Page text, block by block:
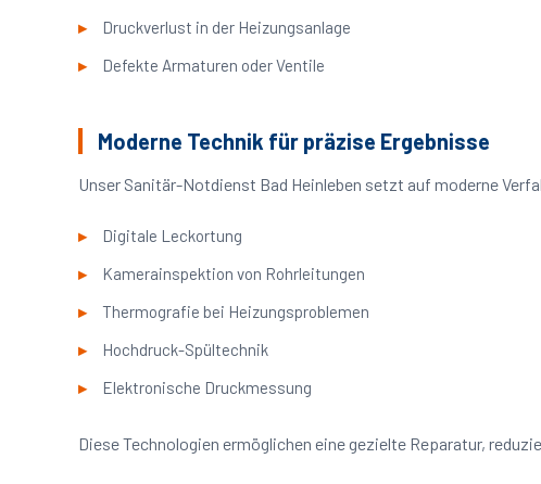
Druckverlust in der Heizungsanlage
Defekte Armaturen oder Ventile
Moderne Technik für präzise Ergebnisse
Unser Sanitär-Notdienst Bad Heinleben setzt auf moderne
Digitale Leckortung
Kamerainspektion von Rohrleitungen
Thermografie bei Heizungsproblemen
Hochdruck-Spültechnik
Elektronische Druckmessung
Diese Technologien ermöglichen eine gezielte Reparatur,